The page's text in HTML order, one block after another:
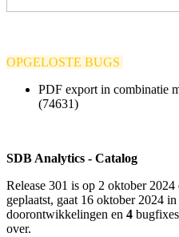
OPGELOSTE BUGS
PDF export in combinatie
(74631)
SDB Analytics - Catalog
Release 301 is op 2 oktober
geplaatst, gaat 16 oktober 2024
doorontwikkelingen en 4
over.